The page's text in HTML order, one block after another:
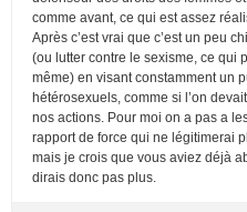
comme avant, ce qui est assez
Après c’est vrai que c’est un peu
(ou lutter contre le sexisme, ce qui
même) en visant constamment un
hétérosexuels, comme si l’on
nos actions. Pour moi on a pas a
rapport de force qui ne légitimerai
mais je crois que vous aviez déjà
dirais donc pas plus.